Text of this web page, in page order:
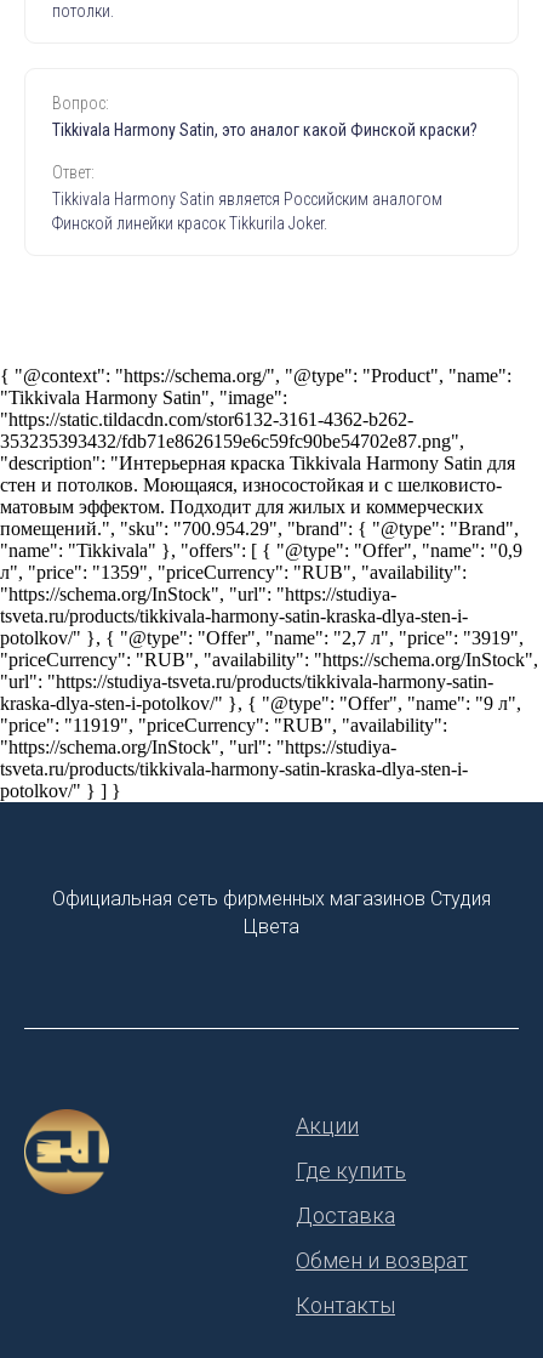
потолки.
Вопрос:
Tikkivala Harmony Satin, это аналог какой Финской краски?
Ответ:
Tikkivala Harmony Satin является Российским аналогом
Финской линейки красок Tikkurila Joker.
{ "@context": "https://schema.org/", "@type": "Product", "name":
"Tikkivala Harmony Satin", "image":
"https://static.tildacdn.com/stor6132-3161-4362-b262-
353235393432/fdb71e8626159e6c59fc90be54702e87.png",
"description": "Интерьерная краска Tikkivala Harmony Satin для
стен и потолков. Моющаяся, износостойкая и с шелковисто-
матовым эффектом. Подходит для жилых и коммерческих
помещений.", "sku": "700.954.29", "brand": { "@type": "Brand",
"name": "Tikkivala" }, "offers": [ { "@type": "Offer", "name": "0,9
л", "price": "1359", "priceCurrency": "RUB", "availability":
"https://schema.org/InStock", "url": "https://studiya-
tsveta.ru/products/tikkivala-harmony-satin-kraska-dlya-sten-i-
potolkov/" }, { "@type": "Offer", "name": "2,7 л", "price": "3919",
"priceCurrency": "RUB", "availability": "https://schema.org/InStock",
"url": "https://studiya-tsveta.ru/products/tikkivala-harmony-satin-
kraska-dlya-sten-i-potolkov/" }, { "@type": "Offer", "name": "9 л",
"price": "11919", "priceCurrency": "RUB", "availability":
"https://schema.org/InStock", "url": "https://studiya-
tsveta.ru/products/tikkivala-harmony-satin-kraska-dlya-sten-i-
potolkov/" } ] }
Официальная сеть фирменных магазинов Студия
Цвета
Акции
Где купить
Доставка
Обмен и возврат
Контакты